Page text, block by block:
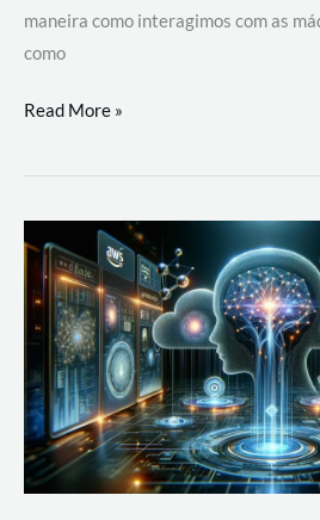
maneira como interagimos com as
como
Desenvolvimento
um
com
AWS
Read More »